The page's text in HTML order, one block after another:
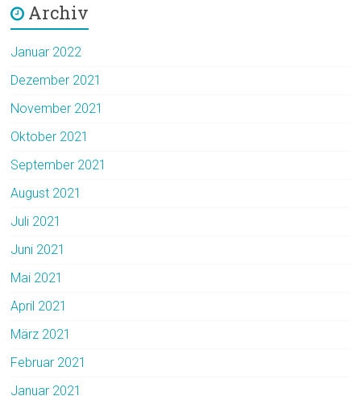
Archiv
Januar 2022
Dezember 2021
November 2021
Oktober 2021
September 2021
August 2021
Juli 2021
Juni 2021
Mai 2021
April 2021
März 2021
Februar 2021
Januar 2021